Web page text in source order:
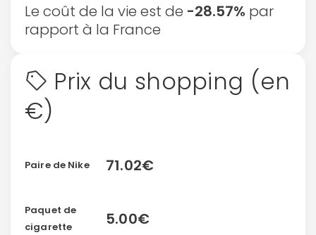
Le coût de la vie est de -28.57% par
rapport à la France
Prix du shopping (en
€)
Paire de Nike 71.02€
Paquet de
cigarette
5.00€